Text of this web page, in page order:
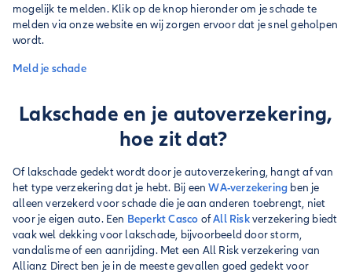
mogelijk te melden. Klik op de knop hieronder om je schade te
melden via onze website en wij zorgen ervoor dat je snel geholpen
wordt.
Meld je schade
Lakschade en je autoverzekering,
hoe zit dat?
Of lakschade gedekt wordt door je autoverzekering, hangt af van
het type verzekering dat je hebt. Bij een WA-verzekering ben je
alleen verzekerd voor schade die je aan anderen toebrengt, niet
voor je eigen auto. Een Beperkt Casco ofAll Riskverzekering biedt
vaak wel dekking voor lakschade, bijvoorbeeld door storm,
vandalisme of een aanrijding. Met een All Risk verzekering van
Allianz Direct ben je in de meeste gevallen goed gedekt voor